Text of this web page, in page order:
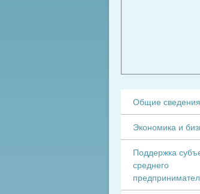
Общие сведения
Экономика и
Поддержка
среднего